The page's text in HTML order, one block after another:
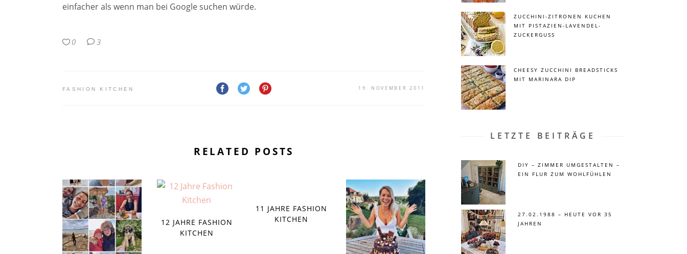
einfacher als wenn man bei Google suchen würde.
0 3
FASHION KITCHEN 19. NOVEMBER 2011
RELATED POSTS
12 JAHRE FASHION
KITCHEN
11 JAHRE FASHION
KITCHEN
ZUCCHINI-ZITRONEN KUCHEN
MIT PISTAZIEN-LAVENDEL-
ZUCKERGUSS
CHEESY ZUCCHINI BREADSTICKS
MIT MARINARA DIP
LETZTE BEITRÄGE
DIY – ZIMMER UMGESTALTEN –
EIN FLUR ZUM WOHLFÜHLEN
27.02.1988 – HEUTE VOR 35
JAHREN